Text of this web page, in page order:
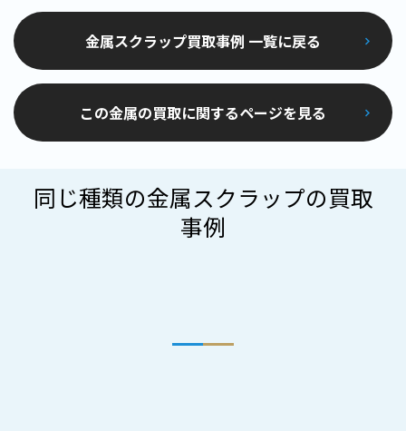
金属スクラップ買取事例 一覧に戻る
この金属の買取に関するページを見る
同じ種類の金属スクラップの買取
事例